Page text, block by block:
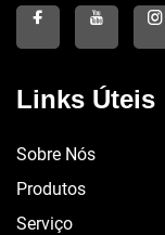
Links Úteis
Sobre Nós
Produtos
Serviço